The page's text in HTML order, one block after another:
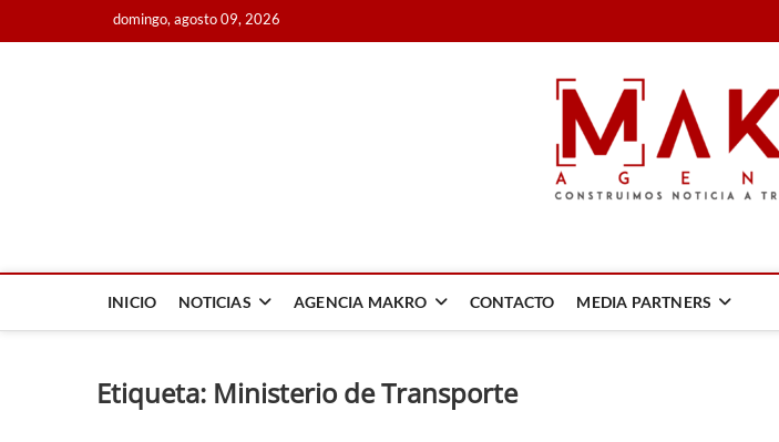
domingo, agosto 09, 2026
INICIO NOTICIAS AGENCIA MAKRO CONTACTO MEDIA PARTNERS
Etiqueta: Ministerio de Transporte